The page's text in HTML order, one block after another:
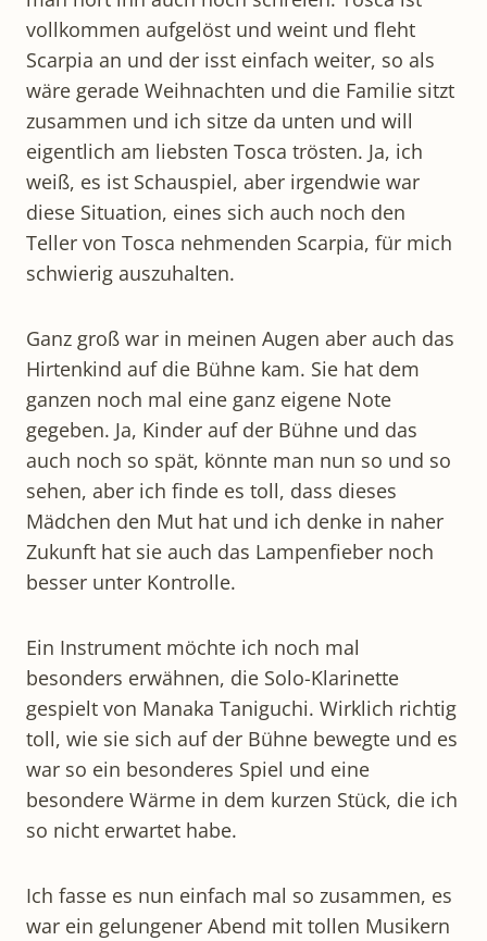
vollkommen aufgelöst und weint und fleht
Scarpia an und der isst einfach weiter, so als
wäre gerade Weihnachten und die Familie sitzt
zusammen und ich sitze da unten und will
eigentlich am liebsten Tosca trösten. Ja, ich
weiß, es ist Schauspiel, aber irgendwie war
diese Situation, eines sich auch noch den
Teller von Tosca nehmenden Scarpia, für mich
schwierig auszuhalten.
Ganz groß war in meinen Augen aber auch das
Hirtenkind auf die Bühne kam. Sie hat dem
ganzen noch mal eine ganz eigene Note
gegeben. Ja, Kinder auf der Bühne und das
auch noch so spät, könnte man nun so und so
sehen, aber ich finde es toll, dass dieses
Mädchen den Mut hat und ich denke in naher
Zukunft hat sie auch das Lampenfieber noch
besser unter Kontrolle.
Ein Instrument möchte ich noch mal
besonders erwähnen, die Solo-Klarinette
gespielt von Manaka Taniguchi. Wirklich richtig
toll, wie sie sich auf der Bühne bewegte und es
war so ein besonderes Spiel und eine
besondere Wärme in dem kurzen Stück, die ich
so nicht erwartet habe.
Ich fasse es nun einfach mal so zusammen, es
war ein gelungener Abend mit tollen Musikern